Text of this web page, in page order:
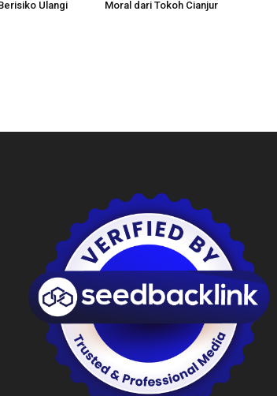
Ulangi
Moral dari Tokoh Cianjur